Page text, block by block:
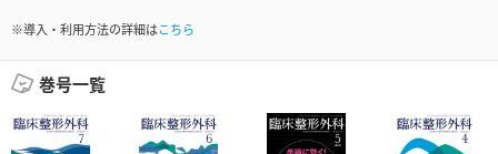
※導入・利用方法の詳細はこちら
巻号一覧